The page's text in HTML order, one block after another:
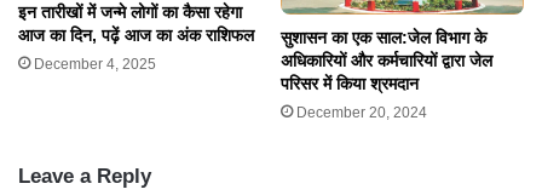
इन तारीखों में जन्मे लोगों का कैसा रहेगा
आज का दिन, पढ़ें आज का अंक राशिफल
December 4, 2025
सुशासन का एक साल:जेल विभाग के
अधिकारियों और कर्मचारियों द्वारा जेल
परिसर में किया श्रमदान
December 20, 2024
Leave a Reply